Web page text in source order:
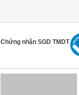
Chứng nhận SGD TMDT